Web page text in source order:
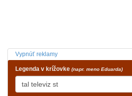
Vypnúť reklamy
Legenda v krížovke (napr. meno Eduarda)